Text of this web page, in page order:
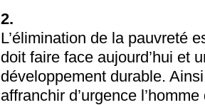
2.
L’élimination de la pauvreté
doit faire face aujourd’hui et
développement durable.
affranchir d’urgence